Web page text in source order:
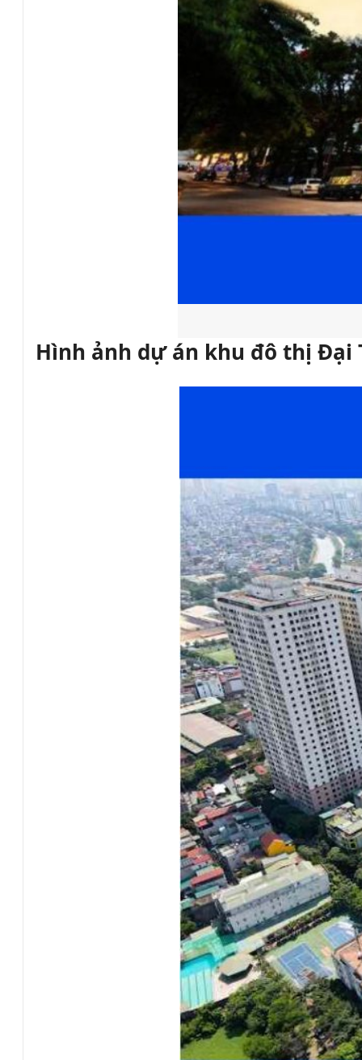
Hình ảnh dự án khu đô thị Đại